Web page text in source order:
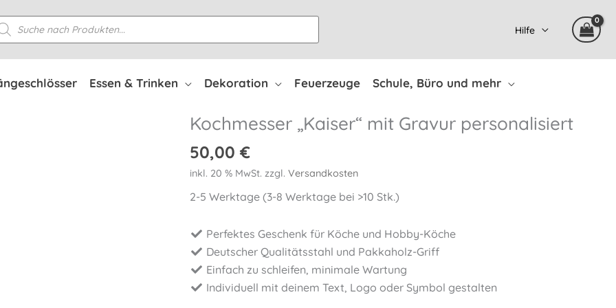
Hilfe
Essen & Trinken Dekoration Feuerzeuge Schule, Büro und mehr
Kochmesser „Kaiser“ mit Gravur personalisiert
50,00 €
inkl. 20 % MwSt. zzgl. Versandkosten
2-5 Werktage (3-8 Werktage bei >10 Stk.)
Perfektes Geschenk für Köche und Hobby-Köche
Deutscher Qualitätsstahl und Pakkaholz-Griff
Einfach zu schleifen, minimale Wartung
Individuell mit deinem Text, Logo oder Symbol gestalten